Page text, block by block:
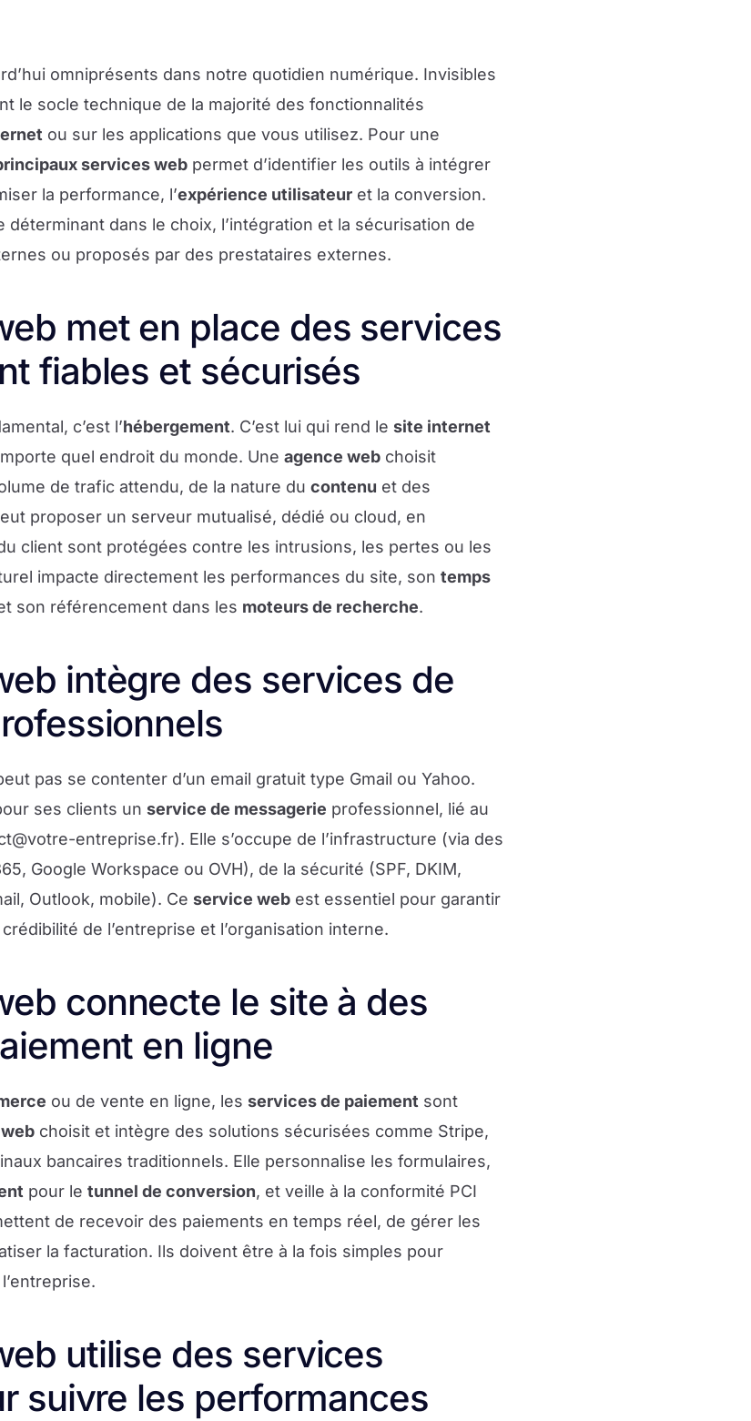
omniprésents dans notre quotidien numérique. Invisibles
le socle technique de la majorité des fonctionnalités
ou sur les applications que vous utilisez. Pour une
services web permet d’identifier les outils à intégrer
la performance, l’expérience utilisateur et la conversion.
déterminant dans le choix, l’intégration et la sécurisation de
ou proposés par des prestataires externes.
met en place des services
fiables et sécurisés
c’est l’hébergement. C’est lui qui rend le site internet
quel endroit du monde. Une agence web choisit
de trafic attendu, de la nature du contenu et des
proposer un serveur mutualisé, dédié ou cloud, en
client sont protégées contre les intrusions, les pertes ou les
impacte directement les performances du site, son temps
son référencement dans les moteurs de recherche.
intègre des services de
pas se contenter d’un email gratuit type Gmail ou Yahoo.
ses clients un service de messagerie professionnel, lié au
entreprise.fr). Elle s’occupe de l’infrastructure (via des
Google Workspace ou OVH), de la sécurité (SPF, DKIM,
Outlook, mobile). Ce service web est essentiel pour garantir
de l’entreprise et l’organisation interne.
connecte le site à des
en ligne
ou de vente en ligne, les services de paiement sont
choisit et intègre des solutions sécurisées comme Stripe,
bancaires traditionnels. Elle personnalise les formulaires,
pour le tunnel de conversion, et veille à la conformité PCI
de recevoir des paiements en temps réel, de gérer les
la facturation. Ils doivent être à la fois simples pour
utilise des services
suivre les performances